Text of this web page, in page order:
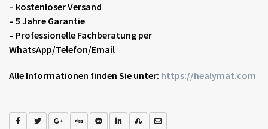
– kostenloser Versand
– 5 Jahre Garantie
– Professionelle Fachberatung per
WhatsApp/Telefon/Email
Alle Informationen finden Sie unter: https://healymat.com